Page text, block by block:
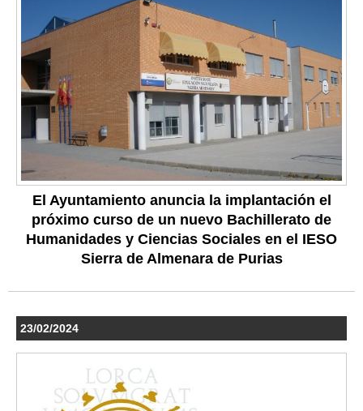
El Ayuntamiento anuncia la implantación el
próximo curso de un nuevo Bachillerato de
Humanidades y Ciencias Sociales en el IESO
Sierra de Almenara de Purias
23/02/2024